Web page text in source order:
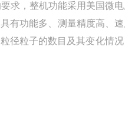
求，整机功能采用美国微
有功能多、测量精度高、
径粒子的数目及其变化情